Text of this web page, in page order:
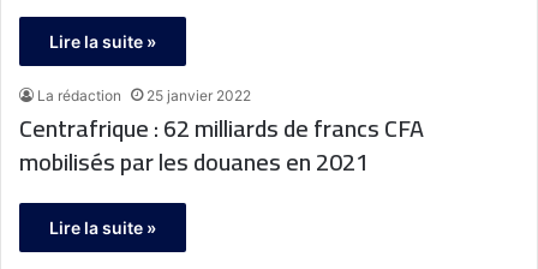
Lire la suite »
La rédaction 25 janvier 2022
Centrafrique : 62 milliards de francs CFA
mobilisés par les douanes en 2021
Lire la suite »